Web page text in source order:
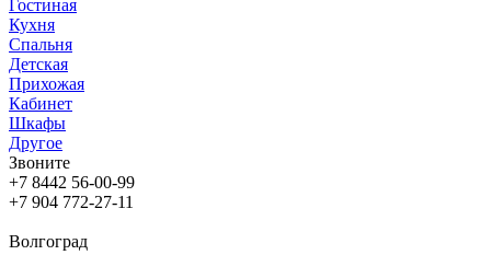
Гостиная
Кухня
Спальня
Детская
Прихожая
Кабинет
Шкафы
Другое
Звоните
+7 8442 56-00-99
+7 904 772-27-11
Волгоград